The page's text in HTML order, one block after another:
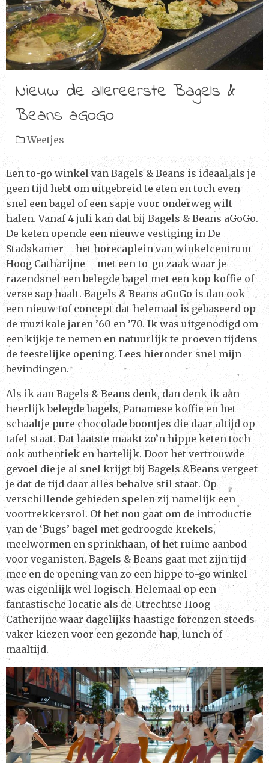
Nieuw: de allereerste Bagels &
Beans aGoGo
Weetjes
Een to-go winkel van Bagels & Beans is ideaal als je
geen tijd hebt om uitgebreid te eten en toch even
snel een bagel of een sapje voor onderweg wilt
halen. Vanaf 4 juli kan dat bij Bagels & Beans aGoGo.
De keten opende een nieuwe vestiging in De
Stadskamer – het horecaplein van winkelcentrum
Hoog Catharijne – met een to-go zaak waar je
razendsnel een belegde bagel met een kop koffie of
verse sap haalt. Bagels & Beans aGoGo is dan ook
een nieuw tof concept dat helemaal is gebaseerd op
de muzikale jaren ’60 en ’70. Ik was uitgenodigd om
een kijkje te nemen en natuurlijk te proeven tijdens
de feestelijke opening. Lees hieronder snel mijn
bevindingen.
Als ik aan Bagels & Beans denk, dan denk ik aan
heerlijk belegde bagels, Panamese koffie en het
schaaltje pure chocolade boontjes die daar altijd op
tafel staat. Dat laatste maakt zo’n hippe keten toch
ook authentiek en hartelijk. Door het vertrouwde
gevoel die je al snel krijgt bij Bagels &Beans vergeet
je dat de tijd daar alles behalve stil staat. Op
verschillende gebieden spelen zij namelijk een
voortrekkersrol. Of het nou gaat om de introductie
van de ‘Bugs’ bagel met gedroogde krekels,
meelwormen en sprinkhaan, of het ruime aanbod
voor veganisten. Bagels & Beans gaat met zijn tijd
mee en de opening van zo een hippe to-go winkel
was eigenlijk wel logisch. Helemaal op een
fantastische locatie als de Utrechtse Hoog
Catherijne waar dagelijks haastige forenzen steeds
vaker kiezen voor een gezonde hap, lunch of
maaltijd.